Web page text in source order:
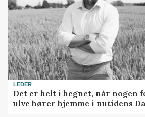
LEDER
Det er helt i hegnet, når nogen
ulve hører hjemme i nutidens